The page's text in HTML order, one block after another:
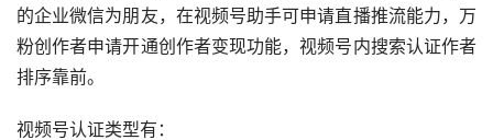
的企业微信为朋友，在视频号助手可申请直播推流能力，万
粉创作者申请开通创作者变现功能，视频号内搜索认证作者
排序靠前。
视频号认证类型有：